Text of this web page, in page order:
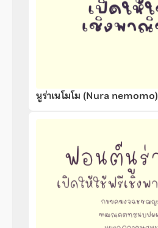
นูร่าเนโมโม (Nura nemomo)